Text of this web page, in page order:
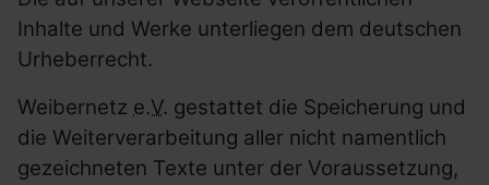
Inhalte und Werke unterliegen dem deutschen
Urheberrecht.
Weibernetz e.V. gestattet die Speicherung und
die Weiterverarbeitung aller nicht namentlich
gezeichneten Texte unter der Voraussetzung,